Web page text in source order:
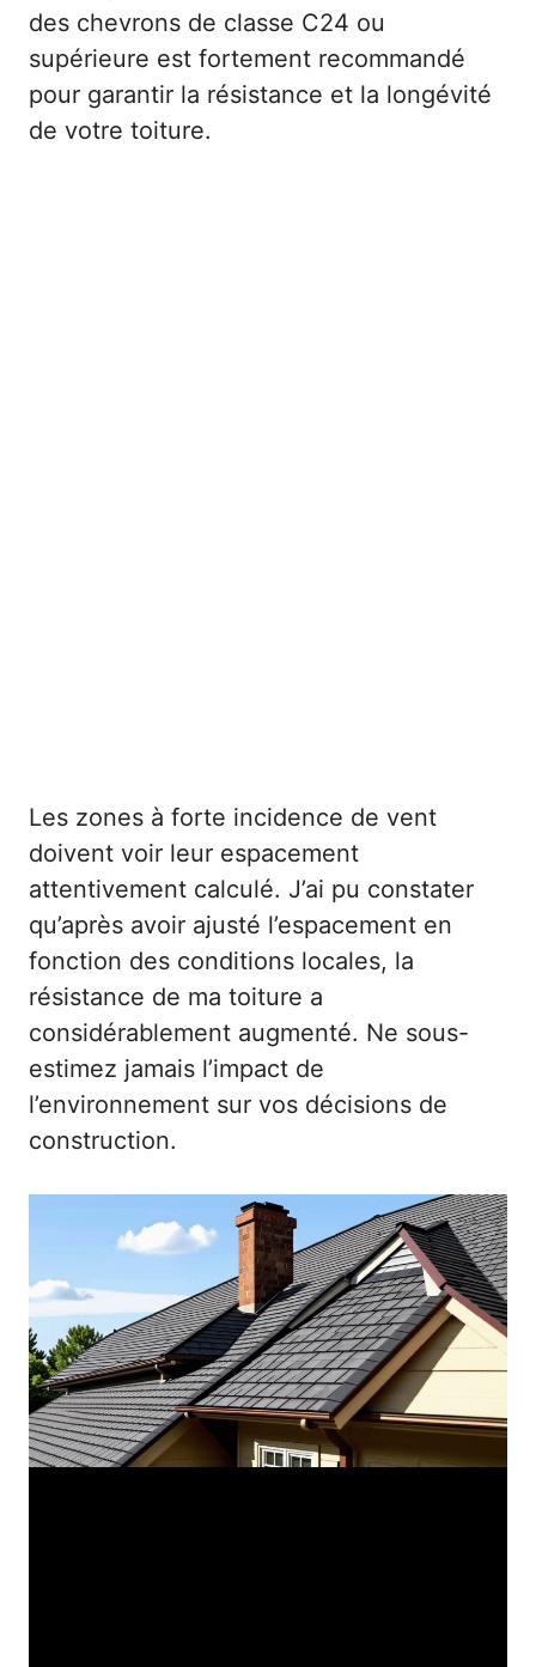
des chevrons de classe C24 ou
supérieure est fortement recommandé
pour garantir la résistance et la longévité
de votre toiture.
Les zones à forte incidence de vent
doivent voir leur espacement
attentivement calculé. J’ai pu constater
qu’après avoir ajusté l’espacement en
fonction des conditions locales, la
résistance de ma toiture a
considérablement augmenté. Ne sous-
estimez jamais l’impact de
l’environnement sur vos décisions de
construction.